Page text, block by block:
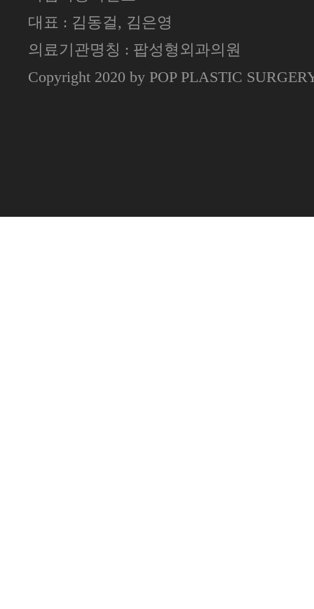
대표 : 김동걸, 김은영
의료기관명칭 : 팝성형외과의원
Copyright 2020 by POP PLASTIC